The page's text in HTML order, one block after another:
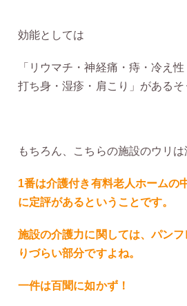
効能としては
「リウマチ・神経痛・痔・冷え
打ち身・湿疹・肩こり」があるそ
もちろん、こちらの施設のウリは
1番は介護付き有料老人ホームの
に定評があるということです。
施設の介護力に関しては、パン
りづらい部分ですよね。
一件は百聞に如かず！